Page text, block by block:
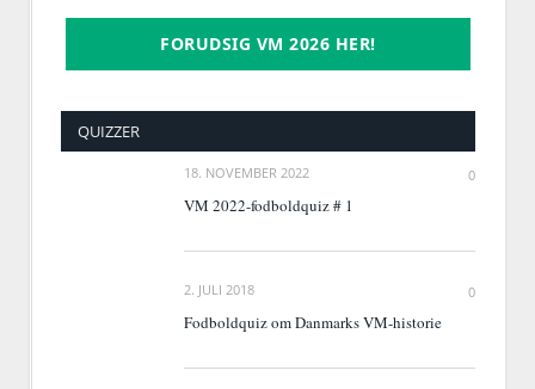
FORUDSIG VM 2026 HER!
QUIZZER
18. NOVEMBER 2022 0
VM 2022-fodboldquiz # 1
2. JULI 2018 0
Fodboldquiz om Danmarks VM-historie